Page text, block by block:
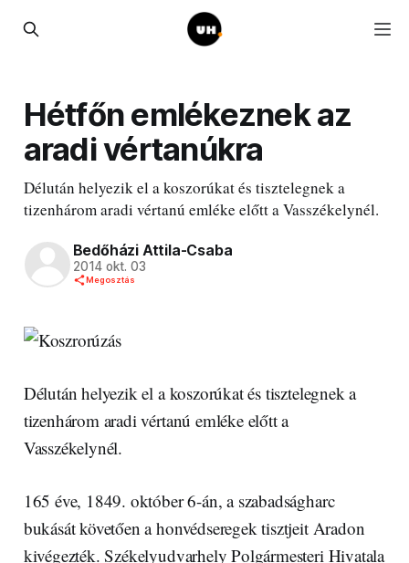
Hétfőn emlékeznek az
aradi vértanúkra
Délután helyezik el a koszorúkat és tisztelegnek a
tizenhárom aradi vértanú emléke előtt a Vasszékelynél.
Bedőházi Attila-Csaba
2014 okt. 03
Megosztás
Délután helyezik el a koszorúkat és tisztelegnek a
tizenhárom aradi vértanú emléke előtt a
Vasszékelynél.
165 éve, 1849. október 6-án, a szabadságharc
bukását követően a honvédseregek tisztjeit Aradon
kivégezték. Székelyudvarhely Polgármesteri Hivatala